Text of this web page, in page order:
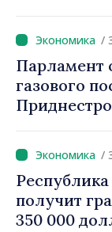
/
Парламент
газового
запасы
/
получит
350 000